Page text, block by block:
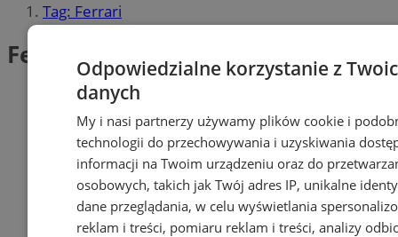
Tag: Ferrari
Ferrari (1)Odpowiedzialne korzystanie z
danych
My i nasi partnerzy używamy plików cookie i
technologii do przechowywania i uzyskiwania
informacji na Twoim urządzeniu oraz do
osobowych, takich jak Twój adres IP, unikalne
dane przeglądania, w celu wyświetlania
reklam i treści, pomiaru reklam i treści, analizy